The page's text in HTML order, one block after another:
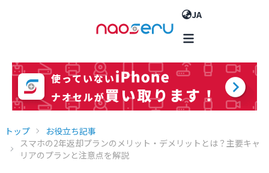
JA
トップ
お役立ち記事
スマホの2年返却プランのメリット・デメリットとは？主要キャ
リアのプランと注意点を解説